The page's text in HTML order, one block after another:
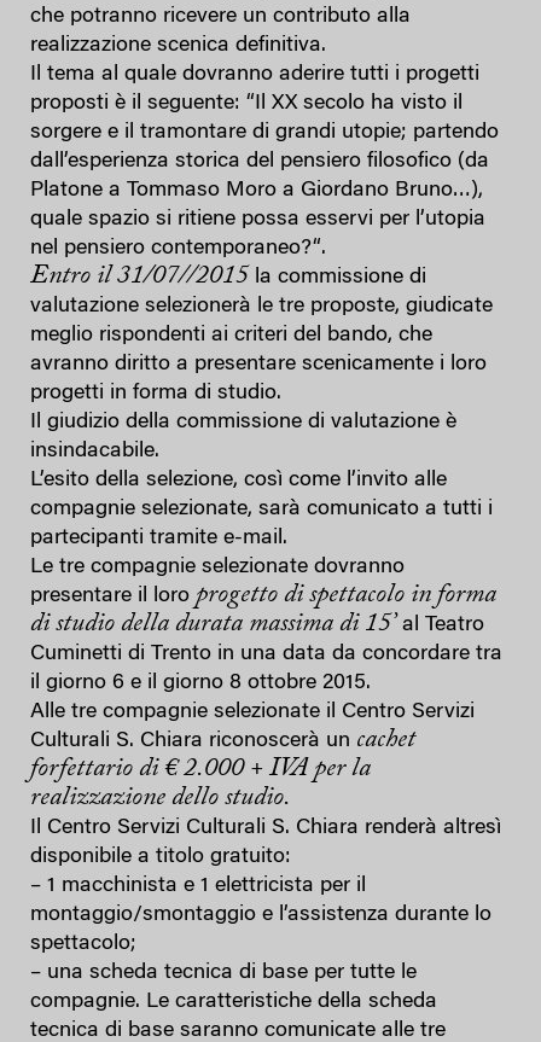
che potranno ricevere un contributo alla
realizzazione scenica definitiva.
Il tema al quale dovranno aderire tutti i progetti
proposti è il seguente: “Il XX secolo ha visto il
sorgere e il tramontare di grandi utopie; partendo
dall’esperienza storica del pensiero filosofico (da
Platone a Tommaso Moro a Giordano Bruno…),
quale spazio si ritiene possa esservi per l’utopia
nel pensiero contemporaneo?“.
Entro il 31/07//2015 la commissione di
valutazione selezionerà le tre proposte, giudicate
meglio rispondenti ai criteri del bando, che
avranno diritto a presentare scenicamente i loro
progetti in forma di studio.
Il giudizio della commissione di valutazione è
insindacabile.
L’esito della selezione, così come l’invito alle
compagnie selezionate, sarà comunicato a tutti i
partecipanti tramite e-mail.
Le tre compagnie selezionate dovranno
presentare il loro progetto di spettacolo in forma
di studio della durata massima di 15’ al Teatro
Cuminetti di Trento in una data da concordare tra
il giorno 6 e il giorno 8 ottobre 2015.
Alle tre compagnie selezionate il Centro Servizi
Culturali S. Chiara riconoscerà un cachet
forfettario di € 2.000 + IVA per la
realizzazione dello studio.
Il Centro Servizi Culturali S. Chiara renderà altresì
disponibile a titolo gratuito:
– 1 macchinista e 1 elettricista per il
montaggio/smontaggio e l’assistenza durante lo
spettacolo;
– una scheda tecnica di base per tutte le
compagnie. Le caratteristiche della scheda
tecnica di base saranno comunicate alle tre